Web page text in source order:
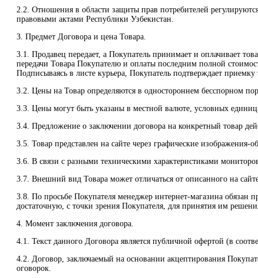
2.2. Отношения в области защиты прав потребителей
правовыми актами Республики Узбекистан.
3. Предмет Договора и цена Товара.
3.1. Продавец передает, а Покупатель принимает и оплачивает
передачи Товара Покупателю и оплаты последним полной
Подписываясь в листе курьера, Покупатель подтверждает приемку
3.2. Цены на Товар определяются в одностороннем бесспорном
3.3. Цены могут быть указаны в местной валюте, условных
3.4. Предложение о заключении договора на конкретный товар
3.5. Товар представлен на сайте через графические
3.6. В связи с разными техническими характеристиками
3.7. Внешний вид Товара может отличаться от описанного на
3.8. По просьбе Покупателя менеджер интернет-магазина
достаточную, с точки зрения Покупателя, для принятия им
4. Момент заключения договора.
4.1. Текст данного Договора является публичной офертой (в
4.2. Договор, заключаемый на основании акцептирования
оговорок.